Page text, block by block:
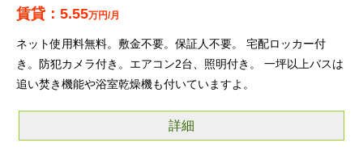
5.55万円/月
ネット使用料無料。敷金不要。保証人不要。 宅配ロッカー付
き。防犯カメラ付き。エアコン2台、照明付き。 一坪以上バスは
追い焚き機能や浴室乾燥機も付いていますよ。
詳細